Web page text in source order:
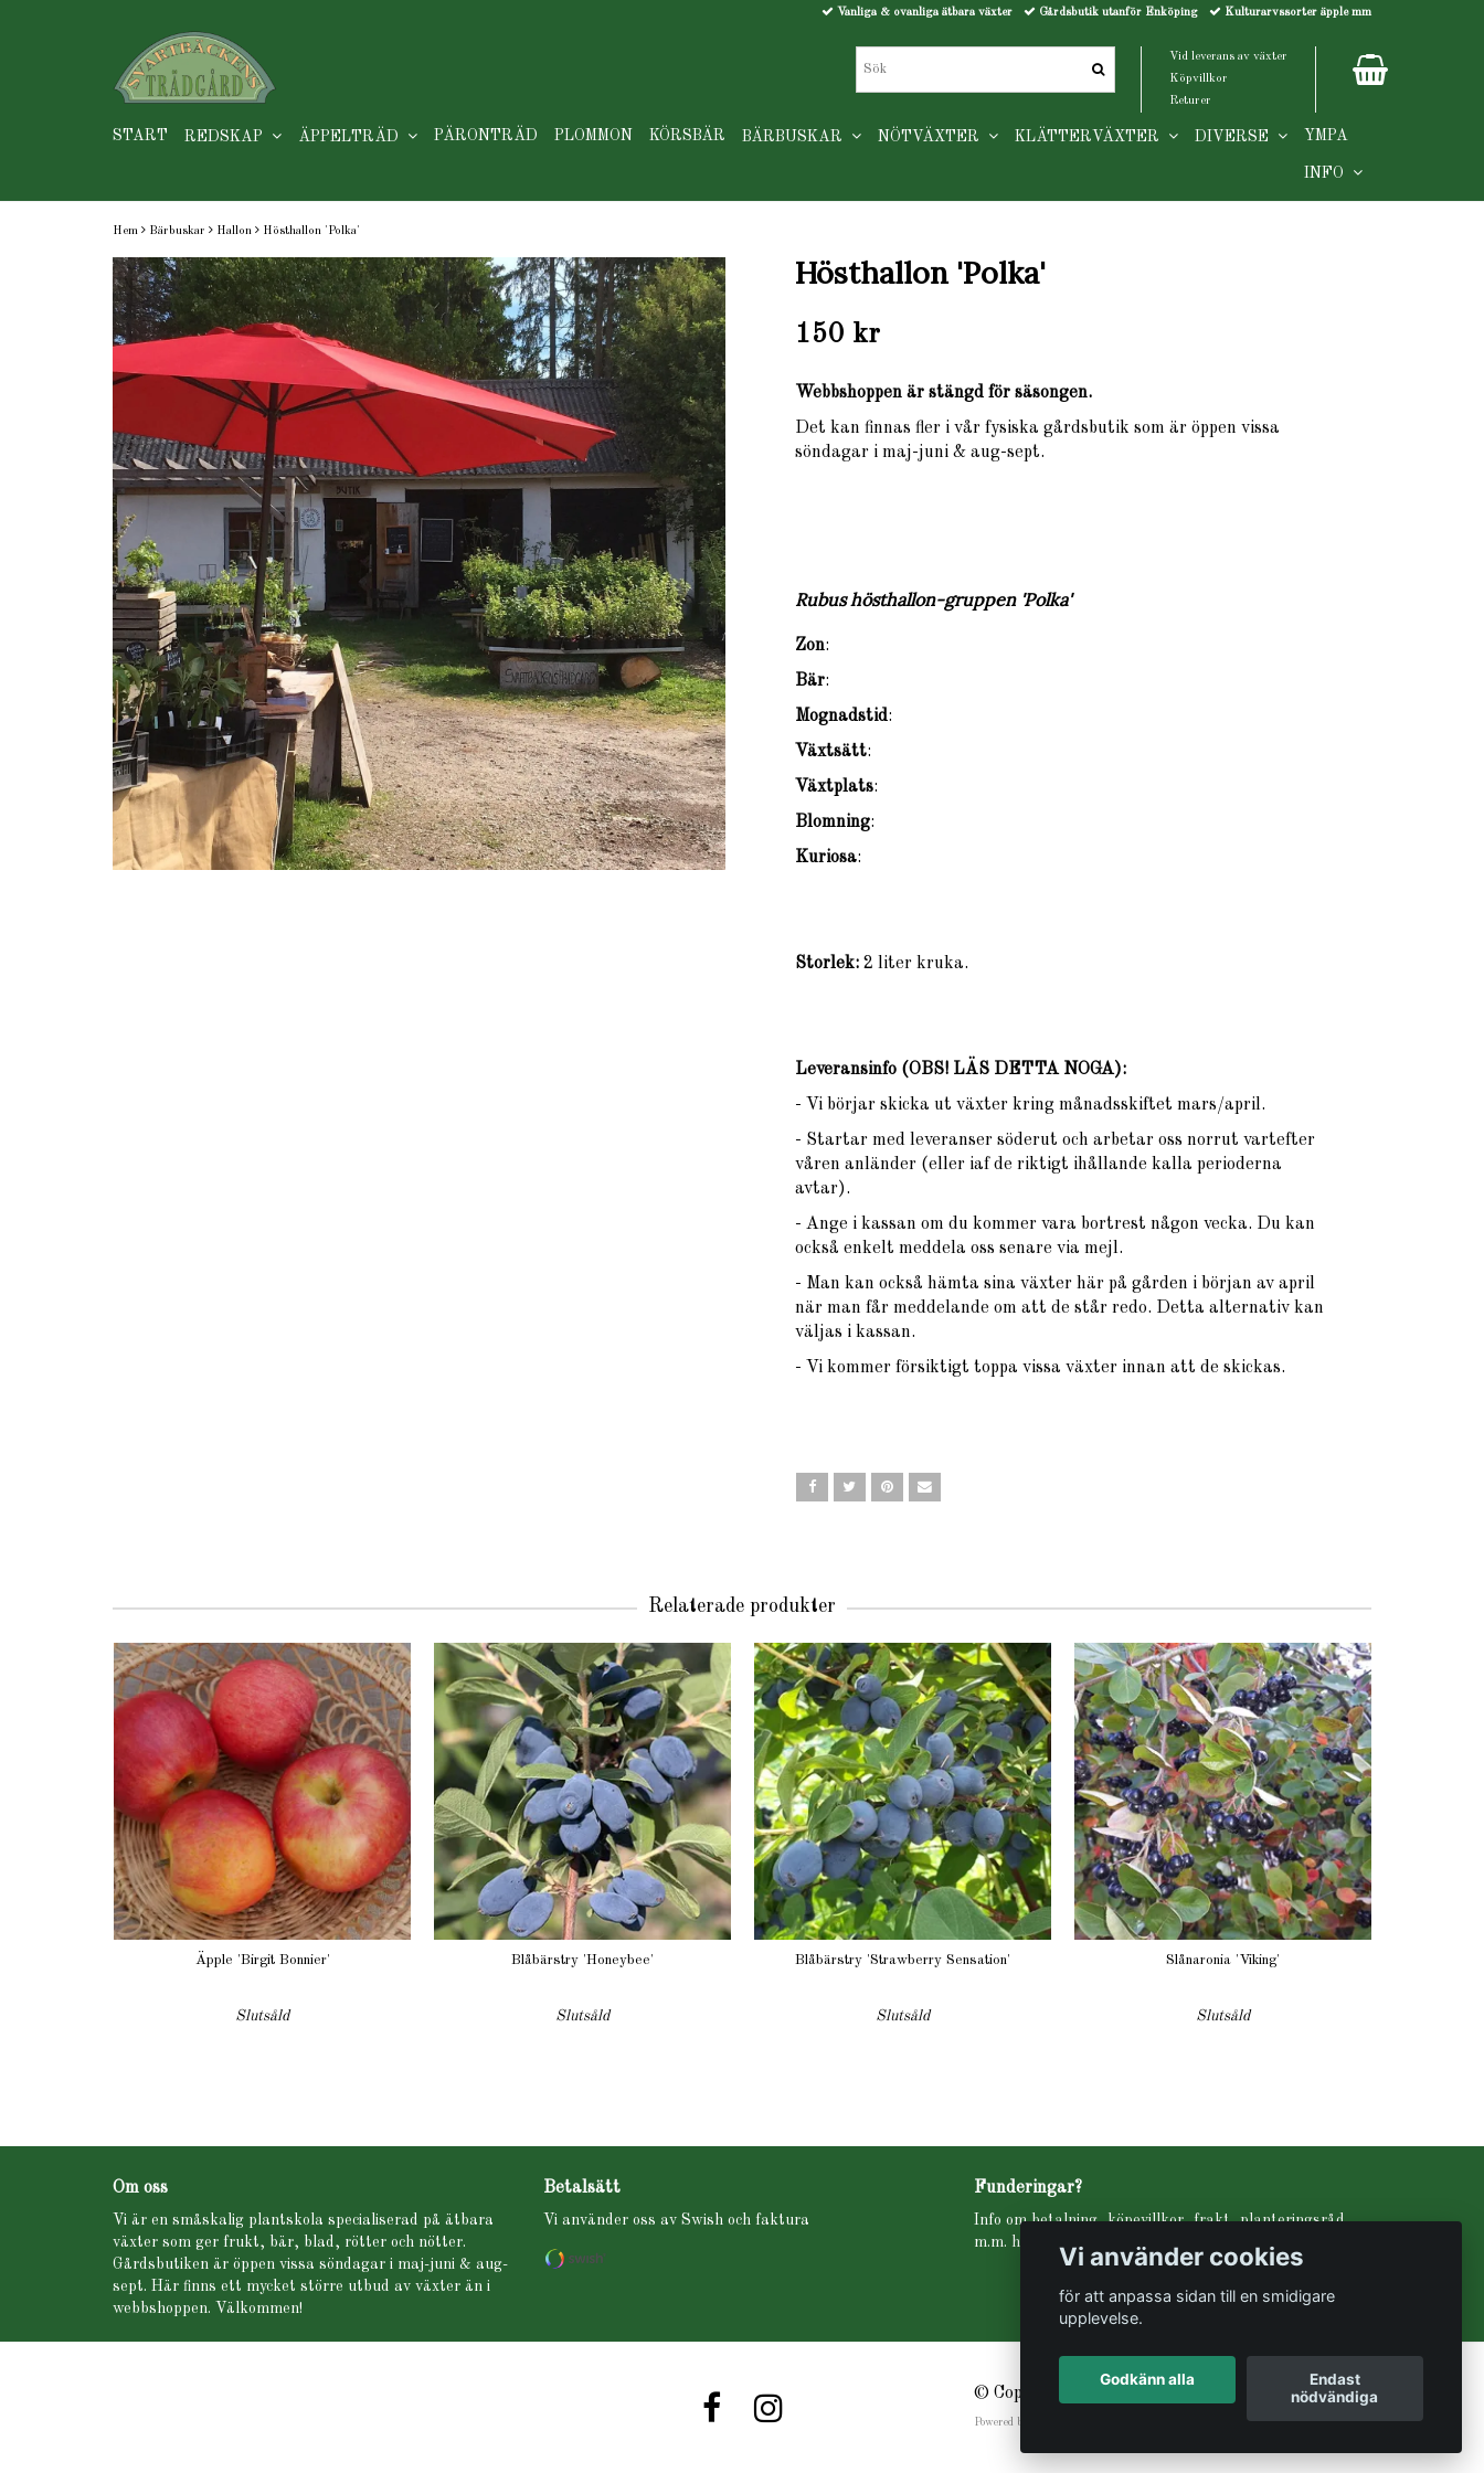
Hem Bärbuskar Hallon Hösthallon 'Polka'
Hösthallon 'Polka'
150 kr
Webbshoppen är stängd för säsongen.
Det kan finnas fler i vår fysiska gårdsbutik som är öppen vissa
söndagar i maj-juni & aug-sept.
Rubus hösthallon-gruppen 'Polka'
Zon:
Bär:
Mognadstid:
Växtsätt:
Växtplats:
Blomning:
Kuriosa:
Storlek: 2 liter kruka.
Leveransinfo (OBS! LÄS DETTA NOGA):
- Vi börjar skicka ut växter kring månadsskiftet mars/april.
- Startar med leveranser söderut och arbetar oss norrut vartefter
våren anländer (eller iaf de riktigt ihållande kalla perioderna
avtar).
- Ange i kassan om du kommer vara bortrest någon vecka. Du kan
också enkelt meddela oss senare via mejl.
- Man kan också hämta sina växter här på gården i början av april
när man får meddelande om att de står redo. Detta alternativ kan
väljas i kassan.
- Vi kommer försiktigt toppa vissa växter innan att de skickas.
Relaterade produkter
Äpple 'Birgit Bonnier'
Slutsåld
Blåbärstry 'Honeybee'
Slutsåld
Blåbärstry 'Strawberry Sensation'
Slutsåld
Slånaronia 'Viking'
Slutsåld
Om oss
Vi är en småskalig plantskola specialiserad på ätbara
växter som ger frukt, bär, blad, rötter och nötter.
Gårdsbutiken är öppen vissa söndagar i maj-juni & aug-
sept. Här finns ett mycket större utbud av växter än i
webbshoppen. Välkommen!
Betalsätt
Vi använder oss av Swish och faktura
Funderingar?
Info om betalning, köpevillkor, frakt, planteringsråd
m.m. hittar ni under fliken INFO i menyn högst upp.
© Copyright Svartbäckens trädgård
Powered by Quickbutik
Vi använder cookies
för att anpassa sidan till en smidigare
upplevelse.
Godkänn alla
Endast
nödvändiga
Vanliga & ovanliga ätbara växter Gårdsbutik utanför Enköping Kulturarvssorter äpple mm
Vid leverans av växter
Köpvillkor
Returer
START REDSKAP ÄPPELTRÄD PÄRONTRÄD PLOMMON KÖRSBÄR BÄRBUSKAR NÖTVÄXTER KLÄTTERVÄXTER DIVERSE YMPA
INFO